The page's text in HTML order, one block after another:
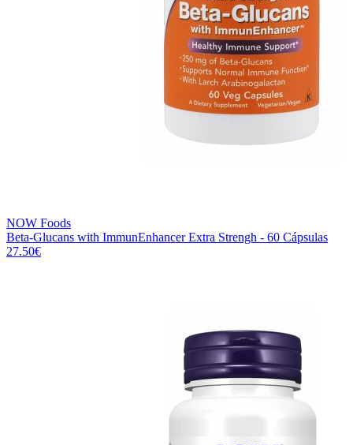
NOW Foods
Beta-Glucans with ImmunEnhancer Extra Strengh - 60 Cápsulas
27.50€